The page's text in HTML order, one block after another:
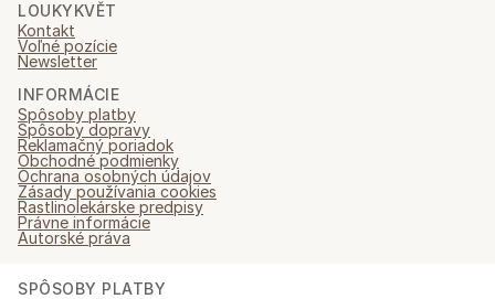
LOUKYKVĚT
Kontakt
Voľné pozície
Newsletter
INFORMÁCIE
Spôsoby platby
Spôsoby dopravy
Reklamačný poriadok
Obchodné podmienky
Ochrana osobných údajov
Zásady používania cookies
Rastlinolekárske predpisy
Právne informácie
Autorské práva
SPÔSOBY PLATBY